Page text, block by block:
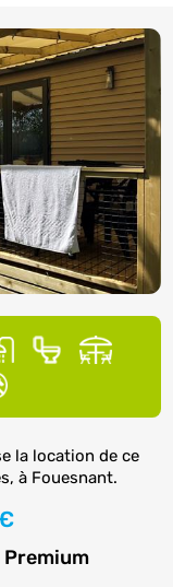
la location de ce
à Fouesnant.